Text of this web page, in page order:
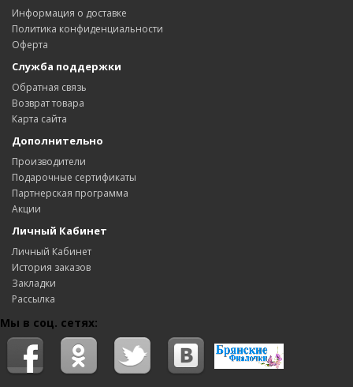
Информация о доставке
Политика конфиденциальности
Оферта
Служба поддержки
Обратная связь
Возврат товара
Карта сайта
Дополнительно
Производители
Подарочные сертификаты
Партнерская программа
Акции
Личный Кабинет
Личный Кабинет
История заказов
Закладки
Рассылка
Мы в соц. сетях: